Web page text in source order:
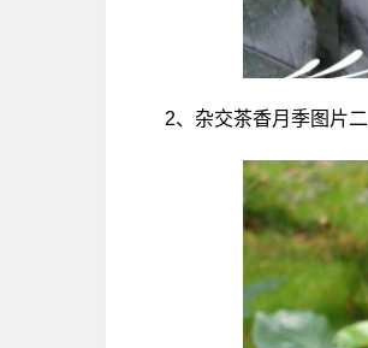
2、杂交茶香月季图片二